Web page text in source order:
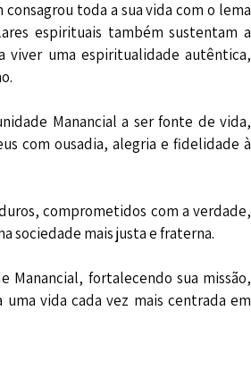
toda a sua vida com o lema
espirituais também sustentam a
viver uma espiritualidade autêntica,
Manancial a ser fonte de vida,
com ousadia, alegria e fidelidade à
comprometidos com a verdade,
sociedade mais justa e fraterna.
Manancial, fortalecendo sua missão,
vida cada vez mais centrada em